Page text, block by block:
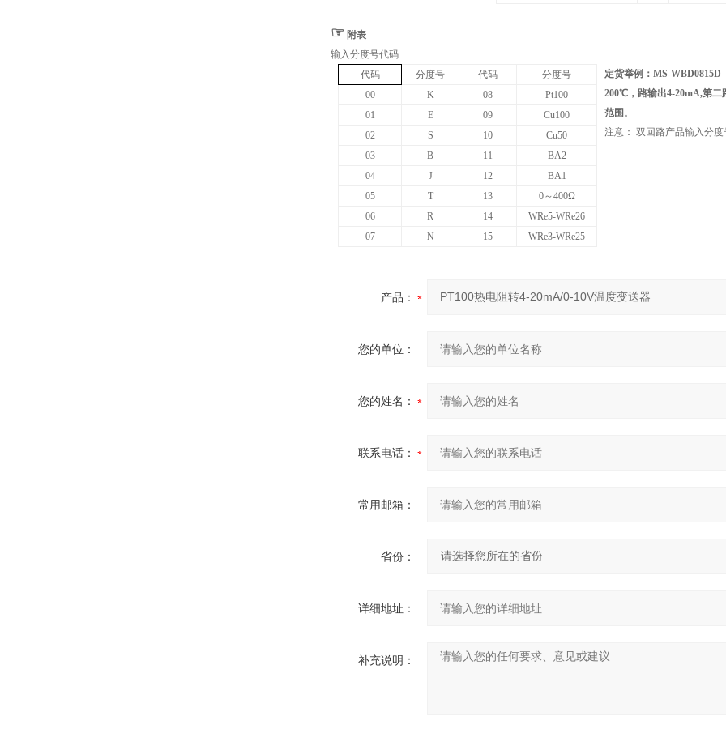
☞ 附表
输入分度号代码
代码
分度号 代码
分度号
00
K 08
Pt100
01
E 09
Cu100
02
S 10
Cu50
03
B 11
BA2
04
J 12
BA1
05
T 13 0～400Ω
06
R 14
WRe5-WRe26
07
N 15 WRe3-WRe25
定货举例：MS-
200℃， 路输出4-20mA,第二
范围 。
注意： 双回路产品输入分度
产品：
您的单位：
您的姓名：
联系电话：
常用邮箱：
省份：
详细地址：
补充说明：